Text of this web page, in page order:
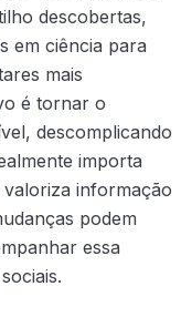
descobertas,
em ciência para
mais
é tornar o
descomplicando
importa
informação
podem
essa